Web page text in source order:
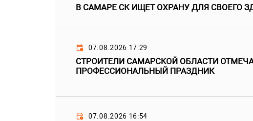
В САМАРЕ СК ИЩЕТ ОХРАНУ ДЛЯ СВОЕГО
07.08.2026 17:29
СТРОИТЕЛИ САМАРСКОЙ ОБЛАСТИ
ПРОФЕССИОНАЛЬНЫЙ ПРАЗДНИК
07.08.2026 16:54